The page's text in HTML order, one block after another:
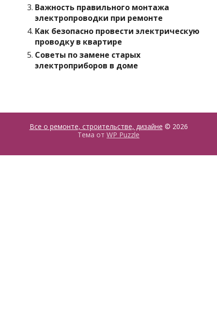
Важность правильного монтажа
электропроводки при ремонте
Как безопасно провести электрическую
проводку в квартире
Советы по замене старых
электроприборов в доме
Все о ремонте, строительстве, дизайне © 2026
Тема от WP Puzzle